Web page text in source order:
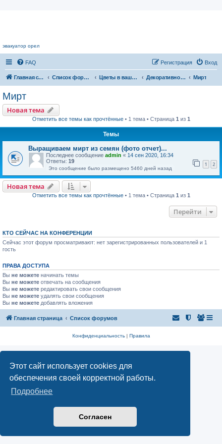
Этот сайт использует cookies для
обеспечения своей корректной работы.
Подробнее
Согласен
эвакуатор орел
FAQ Вход
Регистрация
Главная страница Список форумов Цветы в вашем доме Декоративнолиственные растения Мирт
Мирт
Новая тема
Отметить все темы как прочтённые• 1 тема • Страница 1 из 1
Темы
Выращиваем мирт из семян (фото отчет)...
Последнее сообщение admin « 14 сен 2020, 16:34
Ответы: 19 1 2
Это сообщение было размещено 5460 дней назад
Новая тема
Отметить все темы как прочтённые• 1 тема • Страница 1 из 1
Перейти
КТО СЕЙЧАС НА КОНФЕРЕНЦИИ
Сейчас этот форум просматривают: нет зарегистрированных пользователей и 1
гость
ПРАВА ДОСТУПА
Вы не можете начинать темы
Вы не можете отвечать на сообщения
Вы не можете редактировать свои сообщения
Вы не можете удалять свои сообщения
Вы не можете добавлять вложения
Главная страница Список форумов
Конфиденциальность| Правила